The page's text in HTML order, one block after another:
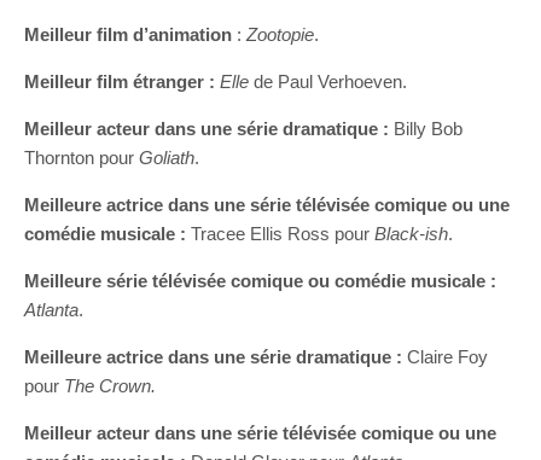
Meilleur film d’animation : Zootopie.
Meilleur film étranger : Elle de Paul Verhoeven.
Meilleur acteur dans une série dramatique : Billy Bob
Thornton pour Goliath.
Meilleure actrice dans une série télévisée comique ou une
comédie musicale : Tracee Ellis Ross pour Black-ish.
Meilleure série télévisée comique ou comédie musicale :
Atlanta.
Meilleure actrice dans une série dramatique : Claire Foy
pour The Crown.
Meilleur acteur dans une série télévisée comique ou une